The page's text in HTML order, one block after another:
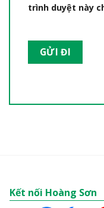
trình duyệt này
Kết nối Hoàng Sơn